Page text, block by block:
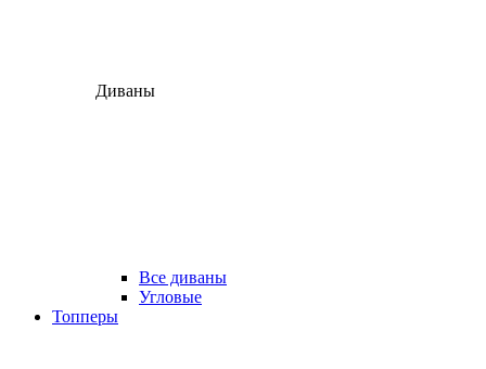
Диваны
Все диваны
Угловые
Топперы